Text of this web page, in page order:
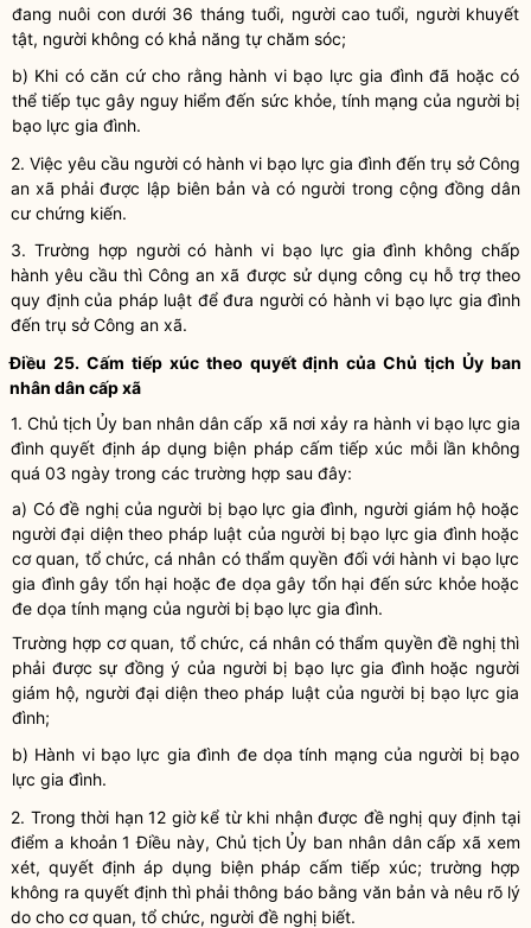
đang nuôi con dưới 36 tháng tuổi, người cao tuổi, người khuyết
tật, người không có khả năng tự chăm sóc;
b) Khi có căn cứ cho rằng hành vi bạo lực gia đìnhđã hoặc có
thể tiếp tục gây nguy hiểm đến sức khỏe, tính mạng của người bị
bạo lực gia đình.
2. Việc yêu cầu người có hành vi bạo lực gia đình đến trụ sở Công
an xã phải được lập biên bản và có người trong cộng đồng dân
cư chứng kiến.
3. Trường hợp người có hành vi bạo lực gia đình khôngchấp
hành yêu cầu thì Công an xã được sử dụng công cụ hỗ trợ theo
quy định của pháp luật để đưa người có hành vi bạo lực gia đình
đến trụ sở Công an xã.
Điều 25. Cấm tiếp xúctheo quyết định của Chủ tịch Ủy ban
nhân dân cấp xã
1. Chủ tịch Ủy ban nhân dân cấp xã nơi xảy ra hành vi bạo lực gia
đình quyết định áp dụng biện pháp cấm tiếp xúc mỗi lần không
quá 03 ngày trong các trường hợp sau đây:
a) Có đề nghị của người bị bạo lực gia đình, người giám hộ hoặc
người đại diện theo pháp luật của người bị bạo lực gia đình hoặc
cơ quan, tổ chức, cá nhân có thẩmquyền đối với hành vi bạo lực
gia đìnhgây tổn hại hoặc đe dọa gây tổn hại đến sức khỏe hoặc
đe dọa tính mạng của người bị bạo lực gia đình.
Trường hợp cơ quan, tổ chức, cá nhân có thẩm quyềnđề nghị thì
phải được sự đồng ý của người bị bạo lực gia đìnhhoặc người
giám hộ, người đại diện theo pháp luậtcủa người bị bạo lực gia
đình;
b) Hành vi bạo lực gia đình đe dọa tính mạng của người bị bạo
lực gia đình.
2. Trong thời hạn 12 giờ kể từ khi nhận được đề nghị quy định tại
điểm a khoản 1 Điều này, Chủ tịch Ủy ban nhân dâncấp xã xem
xét, quyết định áp dụng biện phápcấm tiếp xúc; trường hợp
không ra quyết định thì phải thông báo bằng văn bản và nêu rõ lý
do cho cơ quan, tổ chức, người đề nghị biết.